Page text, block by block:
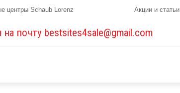
центры Schaub Lorenz Акции и статьи
почту bestsites4sale@gmail.com